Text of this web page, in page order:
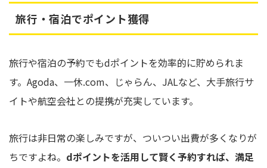
旅行・宿泊でポイント獲得
旅行や宿泊の予約でもdポイントを効率的に貯められま
す。Agoda、一休.com、じゃらん、JALなど、大手旅行サ
イトや航空会社との提携が充実しています。
旅行は非日常の楽しみですが、ついつい出費が多くなりが
ちですよね。 dポイントを活用して賢く予約すれば、満足